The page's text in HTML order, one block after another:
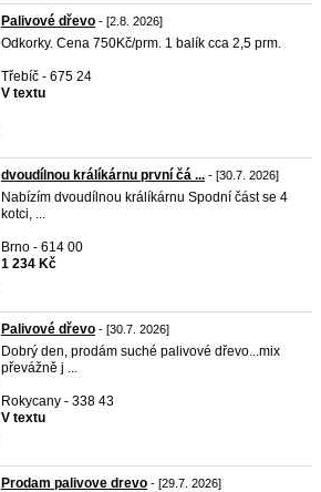
Palivové dřevo - [2.8. 2026]
Odkorky. Cena 750Kč/prm. 1 balík cca 2,5 prm.
Třebíč - 675 24
V textu
dvoudílnou králíkárnu první čá ... - [30.7. 2026]
Nabízím dvoudílnou králíkárnu Spodní část se 4
kotci, ...
Brno - 614 00
1 234 Kč
Palivové dřevo - [30.7. 2026]
Dobrý den, prodám suché palivové dřevo...mix
převážně j ...
Rokycany - 338 43
V textu
Prodam palivove drevo - [29.7. 2026]